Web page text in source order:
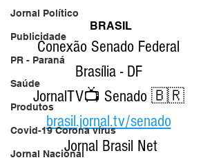
Jornal Político
Publicidade
PR - Paraná
Saúde
Produtos
Covid-19 Corona vírus
Jornal Nacional
BRASIL
Conexão Senado Federal
Brasília - DF
JornalTV📺 Senado 🇧🇷
brasil.jornal.tv/senado
Jornal Brasil Net